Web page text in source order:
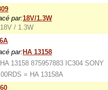
par:18V/1.3W
/ 1.3W
par:HA 13158
13158 875957883 IC304 SONY
= HA 13158A